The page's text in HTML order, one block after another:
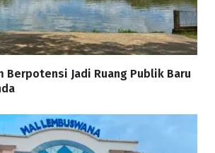
Berpotensi Jadi Ruang Publik Baru